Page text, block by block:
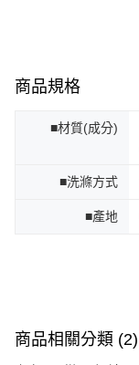
商品規格
■材質(成分)
■洗滌方式
■產地
商品相關分類 (2)